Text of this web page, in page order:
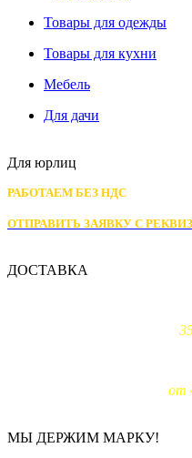
Товары для одежды
Товары для кухни
Мебель
Для дачи
Для юрлиц
РАБОТАЕМ БЕЗ НДС
ОТПРАВИТЬ ЗАЯВКУ С
ДОСТАВКА
от
МЫ ДЕРЖИМ МАРКУ!